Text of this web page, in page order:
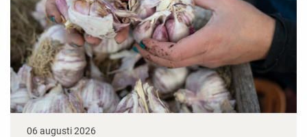
06 augusti 2026